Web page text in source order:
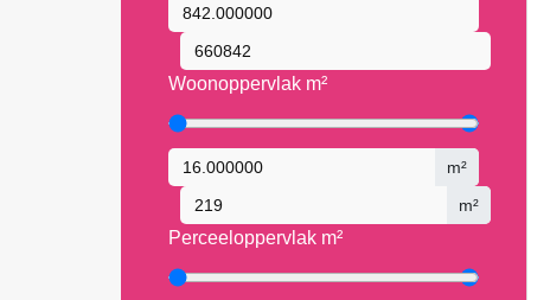
Woonoppervlak m²
m²
m²
Perceeloppervlak m²